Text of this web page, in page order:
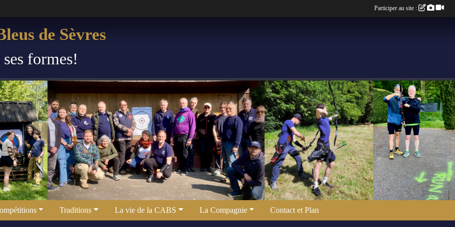
de Sèvres
formes!
Traditions La vie de la CABS La Compagnie Contact et Plan
Participer au site :